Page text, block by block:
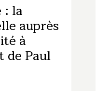
: la
auprès
à
de Paul